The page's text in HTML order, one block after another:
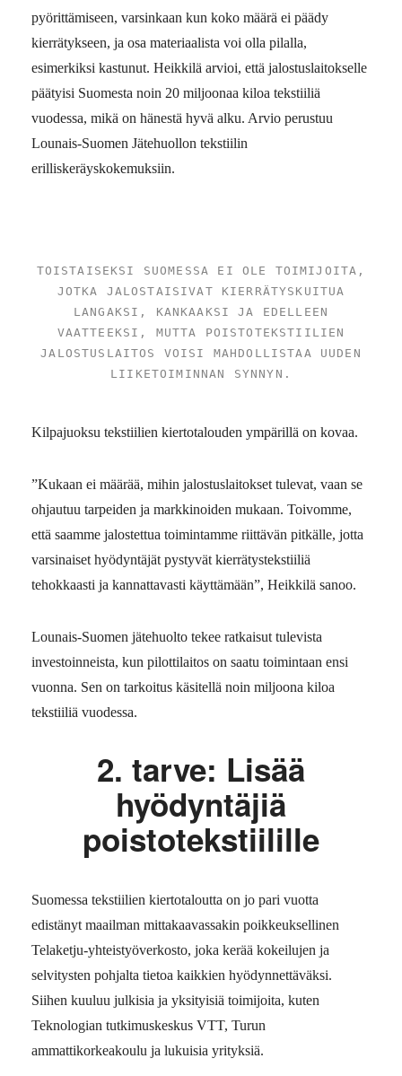
pyörittämiseen, varsinkaan kun koko määrä ei päädy
kierrätykseen, ja osa materiaalista voi olla pilalla,
esimerkiksi kastunut. Heikkilä arvioi, että jalostuslaitokselle
päätyisi Suomesta noin 20 miljoonaa kiloa tekstiiliä
vuodessa, mikä on hänestä hyvä alku. Arvio perustuu
Lounais-Suomen Jätehuollon tekstiilin
erilliskeräyskokemuksiin.
TOISTAISEKSI SUOMESSA EI OLE TOIMIJOITA,
JOTKA JALOSTAISIVAT KIERRÄTYSKUITUA
LANGAKSI, KANKAAKSI JA EDELLEEN
VAATTEEKSI, MUTTA POISTOTEKSTIILIEN
JALOSTUSLAITOS VOISI MAHDOLLISTAA UUDEN
LIIKETOIMINNAN SYNNYN.
Kilpajuoksu tekstiilien kiertotalouden ympärillä on kovaa.
”Kukaan ei määrää, mihin jalostuslaitokset tulevat, vaan se
ohjautuu tarpeiden ja markkinoiden mukaan. Toivomme,
että saamme jalostettua toimintamme riittävän pitkälle, jotta
varsinaiset hyödyntäjät pystyvät kierrätystekstiiliä
tehokkaasti ja kannattavasti käyttämään”, Heikkilä sanoo.
Lounais-Suomen jätehuolto tekee ratkaisut tulevista
investoinneista, kun pilottilaitos on saatu toimintaan ensi
vuonna. Sen on tarkoitus käsitellä noin miljoona kiloa
tekstiiliä vuodessa.
2. tarve: Lisää
hyödyntäjiä
poistotekstiilille
Suomessa tekstiilien kiertotaloutta on jo pari vuotta
edistänyt maailman mittakaavassakin poikkeuksellinen
Telaketju-yhteistyöverkosto, joka kerää kokeilujen ja
selvitysten pohjalta tietoa kaikkien hyödynnettäväksi.
Siihen kuuluu julkisia ja yksityisiä toimijoita, kuten
Teknologian tutkimuskeskus VTT, Turun
ammattikorkeakoulu ja lukuisia yrityksiä.